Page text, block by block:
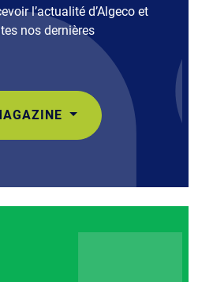
l’actualité d’Algeco et
nos dernières